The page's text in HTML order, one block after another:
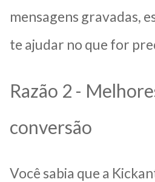
mensagens gravadas,
te ajudar no que for
Razão 2 -
conversão
Você sabia que a